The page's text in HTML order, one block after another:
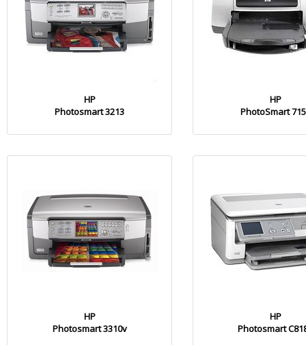
HP
Photosmart 3213
HP
PhotoSmart
HP
Photosmart 3310v
HP
Photosmart